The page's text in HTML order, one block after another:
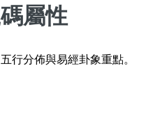
屬性
行分佈與易經卦象重點。